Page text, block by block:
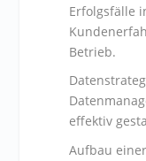
Erfolgsfälle
Betrieb.
effektiv
Aufbau